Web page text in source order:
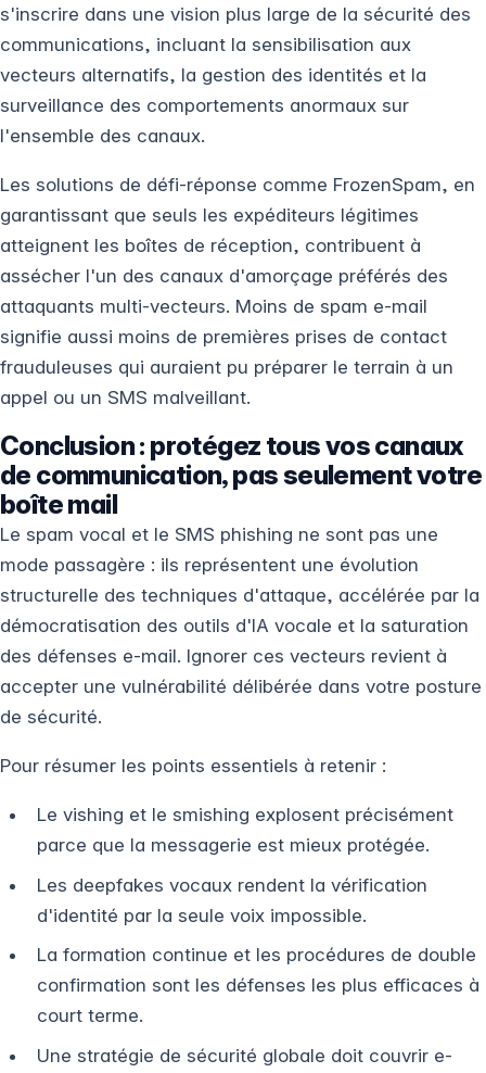
s'inscrire dans une vision plus large de la sécurité des
communications, incluant la sensibilisation aux
vecteurs alternatifs, la gestion des identités et la
surveillance des comportements anormaux sur
l'ensemble des canaux.
Les solutions de défi-réponse comme FrozenSpam, en
garantissant que seuls les expéditeurs légitimes
atteignent les boîtes de réception, contribuent à
assécher l'un des canaux d'amorçage préférés des
attaquants multi-vecteurs. Moins de spam e-mail
signifie aussi moins de premières prises de contact
frauduleuses qui auraient pu préparer le terrain à un
appel ou un SMS malveillant.
Conclusion : protégez tous vos canaux
de communication, pas seulement votre
boîte mail
Le spam vocal et le SMS phishing ne sont pas une
mode passagère : ils représentent une évolution
structurelle des techniques d'attaque, accélérée par la
démocratisation des outils d'IA vocale et la saturation
des défenses e-mail. Ignorer ces vecteurs revient à
accepter une vulnérabilité délibérée dans votre posture
de sécurité.
Pour résumer les points essentiels à retenir :
Le vishing et le smishing explosent précisément
parce que la messagerie est mieux protégée.
Les deepfakes vocaux rendent la vérification
d'identité par la seule voix impossible.
La formation continue et les procédures de double
confirmation sont les défenses les plus efficaces à
court terme.
Une stratégie de sécurité globale doit couvrir e-